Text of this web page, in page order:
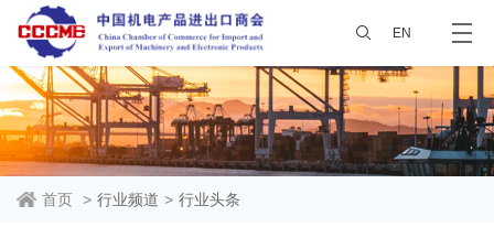
EN
首页 > 行业频道 > 行业头条